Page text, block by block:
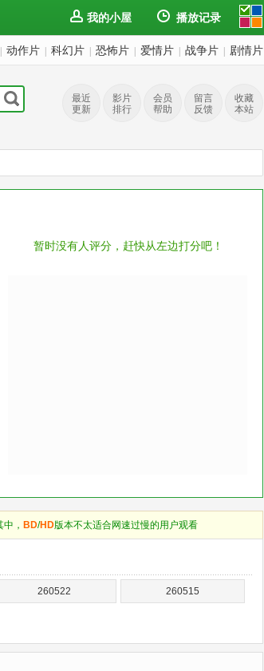
我的小屋 播放记录
动作片 科幻片 恐怖片 爱情片 战争片 剧情片
最近
更新
影片
排行
会员
帮助
留言
反馈
收藏
本站
暂时没有人评分，赶快从左边打分吧！
， BD/HD版本不太适合网速过慢的用户观看
260522 260515